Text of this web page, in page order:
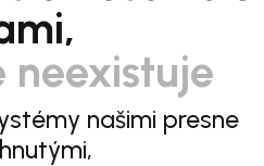
neexistuje
našimi presne